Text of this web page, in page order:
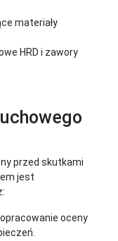
materiały
HRD i zawory
przed skutkami
jest
oceny